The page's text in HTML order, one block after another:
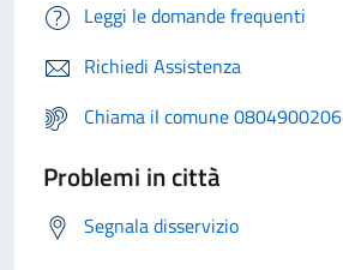
Leggi le domande frequenti
Richiedi Assistenza
Chiama il comune 0804900206
Problemi in città
Segnala disservizio